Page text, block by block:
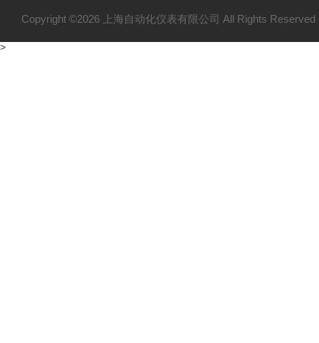
Copyright ©2026 上海自动化仪表有限公司 All Rights
>